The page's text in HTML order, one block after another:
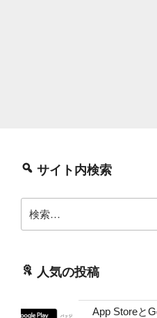
サイト内検索
索:
人気の投稿
App Storeと